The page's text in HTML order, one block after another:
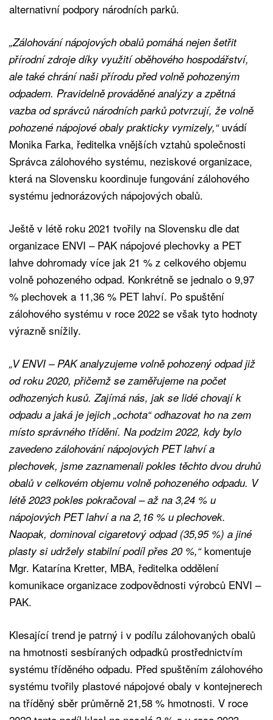
alternativní podpory národních parků.
„Zálohování nápojových obalů pomáhá nejen šetřit
přírodní zdroje díky využití oběhového hospodářství,
ale také chrání naši přírodu před volně pohozeným
odpadem. Pravidelně prováděné analýzy a zpětná
vazba od správců národních parků potvrzují, že volně
pohozené nápojové obaly prakticky vymizely,“uvádí
Monika Farka, ředitelka vnějších vztahů společnosti
Správca zálohového systému, neziskové organizace,
která na Slovensku koordinuje fungování zálohového
systému jednorázových nápojových obalů.
Ještě v létě roku 2021 tvořily na Slovensku dle dat
organizace ENVI – PAK nápojové plechovky a PET
lahve dohromady více jak 21 % z celkového objemu
volně pohozeného odpad. Konkrétně se jednalo o 9,97
% plechovek a 11,36 % PET lahví. Po spuštění
zálohového systému v roce 2022 se však tyto hodnoty
výrazně snížily.
„V ENVI – PAK analyzujeme volně pohozený odpad již
od roku 2020, přičemž se zaměřujeme na počet
odhozených kusů. Zajímá nás, jak se lidé chovají k
odpadu a jaká je jejich „ochota“ odhazovat ho na zem
místo správného třídění. Na podzim 2022, kdy bylo
zavedeno zálohování nápojových PET lahví a
plechovek, jsme zaznamenali pokles těchto dvou druhů
obalů v celkovém objemu volně pohozeného odpadu. V
létě 2023 pokles pokračoval – až na 3,24 % u
nápojových PET lahví a na 2,16 % u plechovek.
Naopak, dominoval cigaretový odpad (35,95 %) a jiné
plasty si udržely stabilní podíl přes 20 %,“ komentuje
Mgr. Katarína Kretter, MBA, ředitelka oddělení
komunikace organizace zodpovědnosti výrobců ENVI –
PAK.
Klesající trend je patrný i v podílu zálohovaných obalů
na hmotnosti sesbíraných odpadků prostřednictvím
systému tříděného odpadu. Před spuštěním zálohového
systému tvořily plastové nápojové obaly v kontejnerech
na tříděný sběr průměrně 21,58 % hmotnosti. V roce